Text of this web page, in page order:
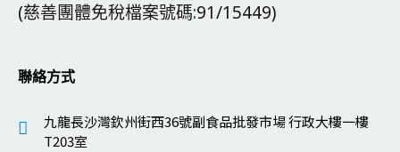
(慈善團體免稅檔案號碼:91/15449)
聯絡方式
九龍長沙灣欽州街西36號副食品批發市場 行政大樓一樓
T203室